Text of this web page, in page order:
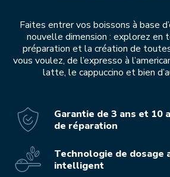
Faites entrer vos boissons à base
nouvelle dimension : explorez en
préparation et la création de
vous voulez, de l’expresso à
latte, le cappuccino et bien
Garantie de 3 ans et 10
de réparation
Technologie de dosage
intelligent